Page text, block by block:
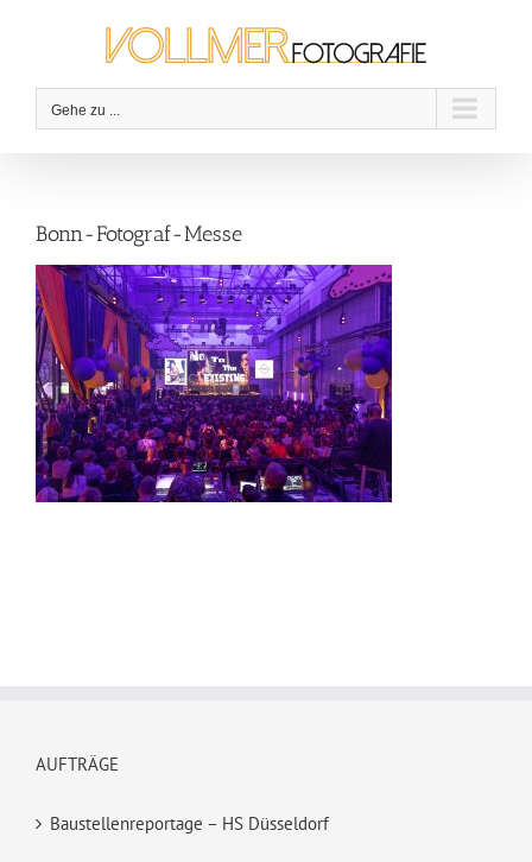
Gehe zu ...
Bonn-Fotograf-Messe
AUFTRÄGE
Baustellenreportage – HS Düsseldorf